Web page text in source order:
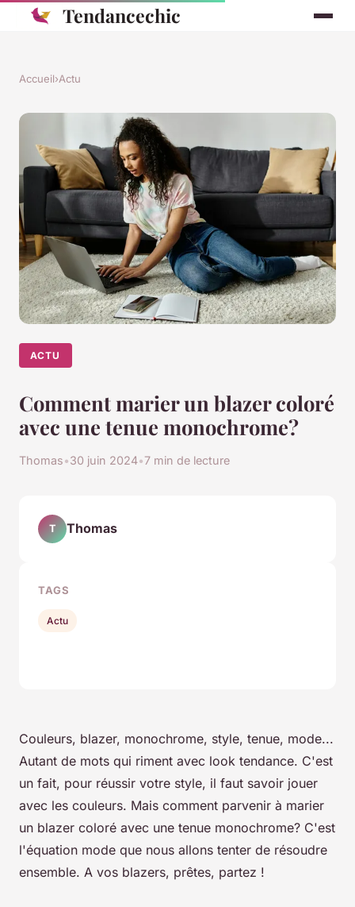
Tendancechic
Accueil›Actu
ACTU
Comment marier un blazer coloré
avec une tenue monochrome?
Thomas•30 juin 2024•7 min de lecture
Couleurs, blazer, monochrome, style, tenue, mode...
Autant de mots qui riment avec look tendance. C'est
un fait, pour réussir votre style, il faut savoir jouer
avec les couleurs. Mais comment parvenir à marier
un blazer coloré avec une tenue monochrome? C'est
l'équation mode que nous allons tenter de résoudre
ensemble. A vos blazers, prêtes, partez !
T Thomas
TAGS
Actu